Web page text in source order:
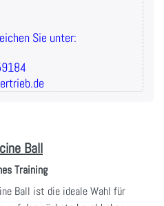
Sie unter:
Ball
Training
Ball ist die ideale Wahl für